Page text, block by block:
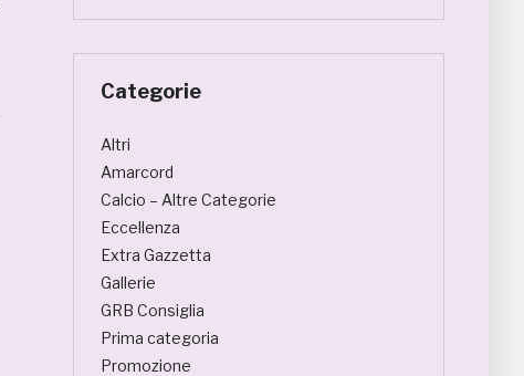
Categorie
Altri
Amarcord
Calcio – Altre Categorie
Eccellenza
Extra Gazzetta
Gallerie
GRB Consiglia
Prima categoria
Promozione